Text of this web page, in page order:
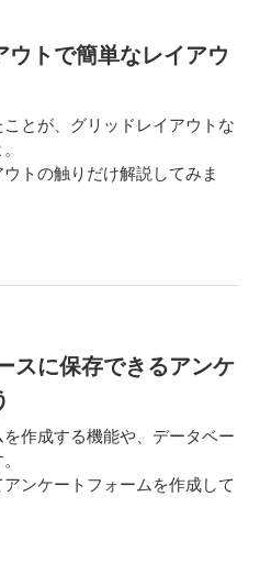
トで簡単なレイアウ
とが、グリッドレイアウトな
トの触りだけ解説してみま
スに保存できるアンケ
作成する機能や、データベー
ンケートフォームを作成して